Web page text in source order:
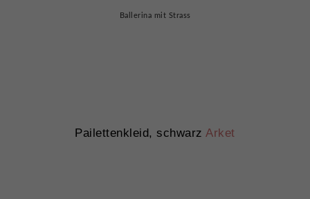
Ballerina mit Strass
Pailettenkleid, schwarz Arket